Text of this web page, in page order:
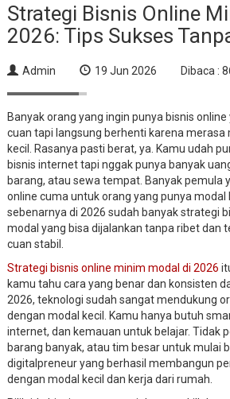
Strategi Bisnis Online
2026: Tips Sukses
Admin 19 Jun 2026 Dibaca :
Banyak orang yang ingin punya bisnis
cuan tapi langsung berhenti karena merasa
kecil. Rasanya pasti berat, ya. Kamu udah
bisnis internet tapi nggak punya banyak
barang, atau sewa tempat. Banyak pemula
online cuma untuk orang yang punya modal
sebenarnya di 2026 sudah banyak strategi
modal yang bisa dijalankan tanpa ribet dan
cuan stabil.
Strategi bisnis online minim modal di 2026
kamu tahu cara yang benar dan konsisten
2026, teknologi sudah sangat mendukung
dengan modal kecil. Kamu hanya butuh
internet, dan kemauan untuk belajar. Tidak
barang banyak, atau tim besar untuk mulai
digitalpreneur yang berhasil membangun
dengan modal kecil dan kerja dari rumah.